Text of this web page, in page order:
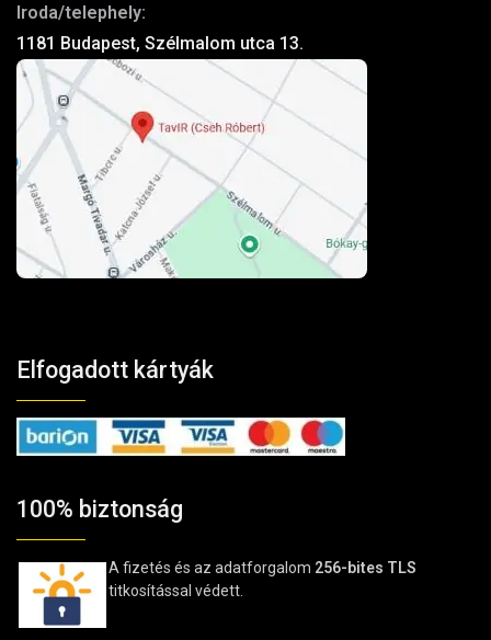
Iroda/telephely:
1181 Budapest, Szélmalom utca 13.
Elfogadott kártyák
100% biztonság
A fizetés és az adatforgalom 256-bites TLS
titkosítással védett.